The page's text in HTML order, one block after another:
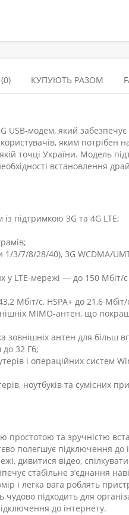
КУПУЮТЬ РАЗОМ
USB-модем, який
яким потрібен
точці України. Модель
встановлення
підтримкою 3G та 4G LTE;
1/3/7/8/28/40), 3G WCDMA/
у LTE-мережі — до 150 Мбіт/
Мбіт/с, HSPA+ до 21,6 Мбіт/
MIMO-антен, що
зовнішніх антен для більш
до 32 Гб;
і операційних систем
ноутбуків та сумісних
простотою та зручністю
полегшує підключення до
дивитися відео,
стабільне з’єднання
і легка вага роблять
підходить для
до інтернету.